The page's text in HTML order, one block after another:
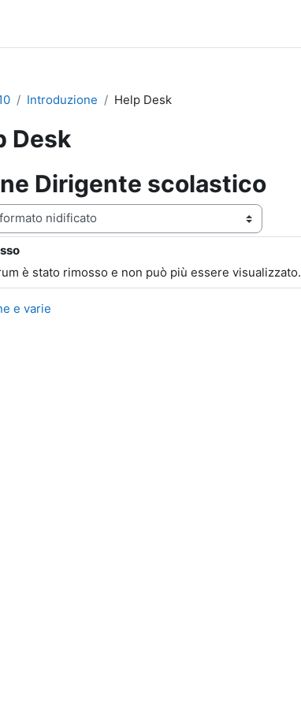
Introduzione Help Desk
Desk
Dirigente scolastico
è stato rimosso e non può più essere visualizzato.
e varie